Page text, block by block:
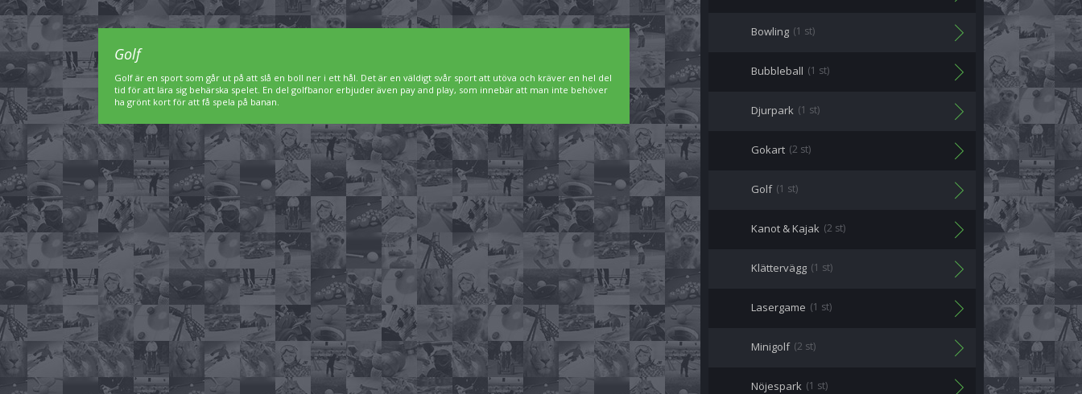
Bowling (1 st)
Bubbleball (1 st)
Djurpark (1 st)
Gokart (2 st)
Golf (1 st)
Kanot & Kajak (2 st)
Klättervägg (1 st)
Lasergame (1 st)
Minigolf (2 st)
Nöjespark (1 st)
Golf
Golf är en sport som går ut på att slå en boll ner i ett hål. Det är en väldigt svår sport att utöva och kräver en hel del
tid för att lära sig behärska spelet. En del golfbanor erbjuder även pay and play, som innebär att man inte behöver
ha grönt kort för att få spela på banan.